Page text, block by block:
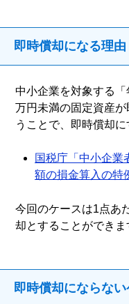
即時償却になる理由
中小企業を対象する
万円未満の固定資産
うことで、即時償却に
国税庁「中小企業
額の損金算入の特
今回のケースは1点あ
却とすることができま
即時償却にならな